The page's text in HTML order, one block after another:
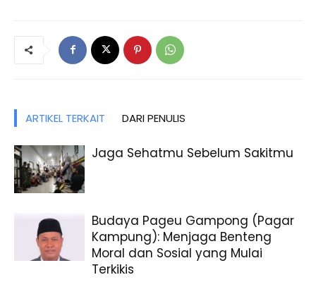
ARTIKEL TERKAIT DARI PENULIS
Jaga Sehatmu Sebelum Sakitmu
Budaya Pageu Gampong (Pagar
Kampung): Menjaga Benteng
Moral dan Sosial yang Mulai
Terkikis